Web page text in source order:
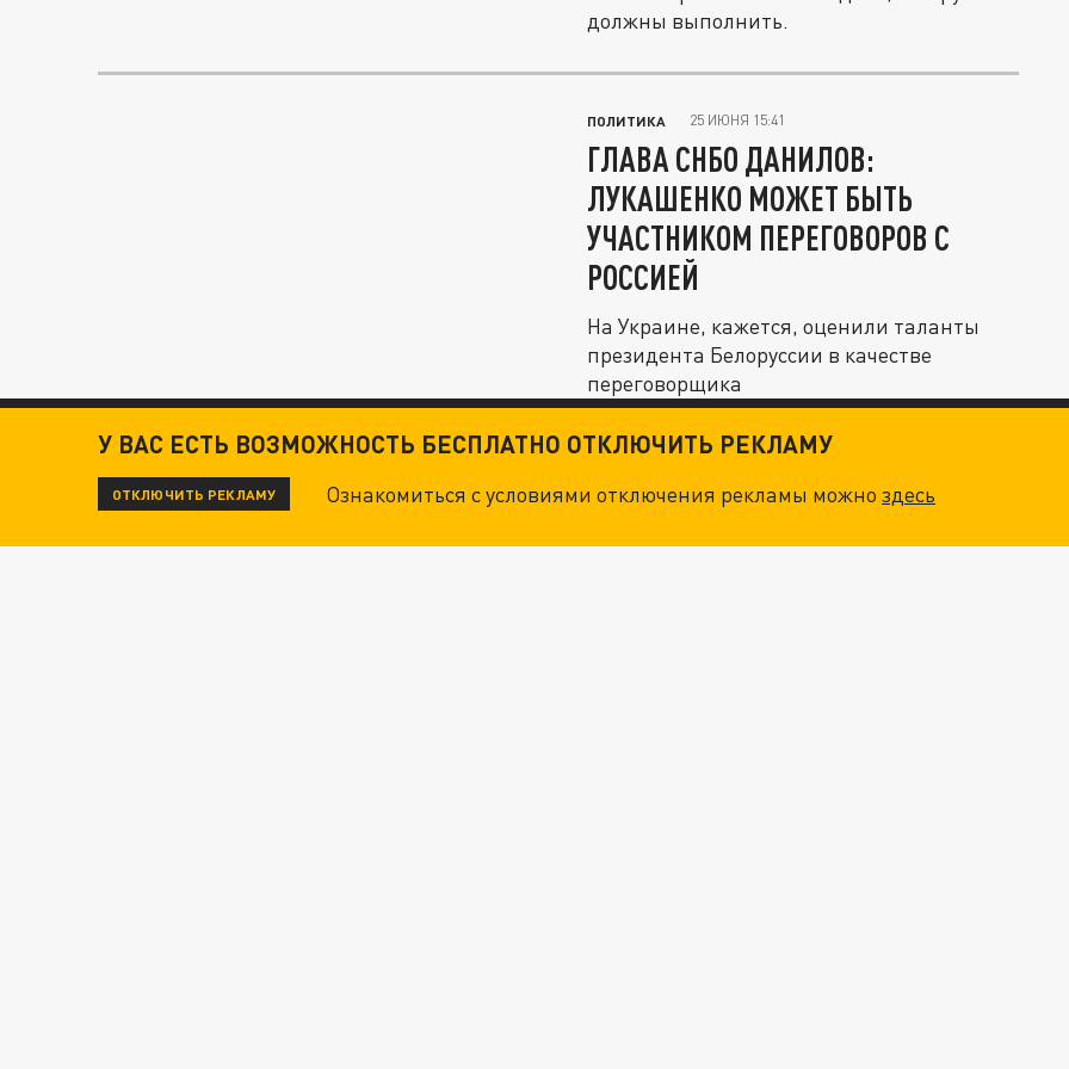
должны выполнить.
ПОЛИТИКА 25 ИЮНЯ 15:41
ГЛАВА СНБО ДАНИЛОВ:
ЛУКАШЕНКО МОЖЕТ БЫТЬ
УЧАСТНИКОМ ПЕРЕГОВОРОВ С
РОССИЕЙ
На Украине, кажется, оценили таланты
президента Белоруссии в качестве
переговорщика
У ВАС ЕСТЬ ВОЗМОЖНОСТЬ БЕСПЛАТНО ОТКЛЮЧИТЬ РЕКЛАМУ
ОТКЛЮЧИТЬ РЕКЛАМУ Ознакомиться с условиями отключения рекламы можноздесь